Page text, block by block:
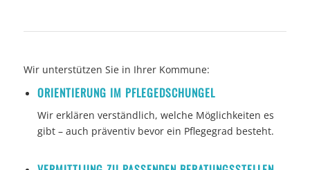
Wir unterstützen Sie in Ihrer Kommune:
ORIENTIERUNG IM PFLEGEDSCHUNGEL
Wir erklären verständlich, welche Möglichkeiten es
gibt – auch präventiv bevor ein Pflegegrad besteht.